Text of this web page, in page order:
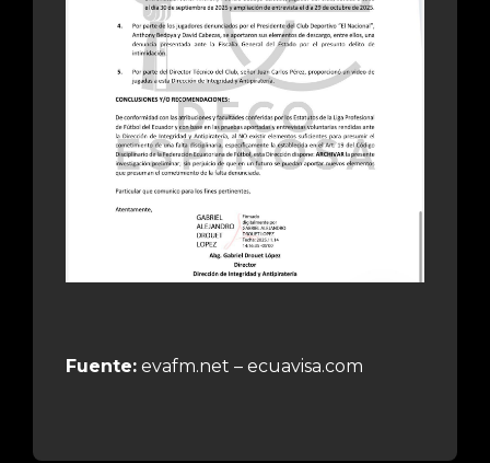
Fuente: evafm.net – ecuavisa.com